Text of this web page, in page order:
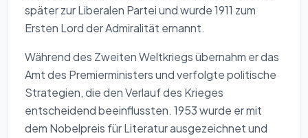
später zur Liberalen Partei und wurde 1911 zum
Ersten Lord der Admiralität ernannt.
Während des Zweiten Weltkriegs übernahm er das
Amt des Premierministers und verfolgte politische
Strategien, die den Verlauf des Krieges
entscheidend beeinflussten. 1953 wurde er mit
dem Nobelpreis für Literatur ausgezeichnet und